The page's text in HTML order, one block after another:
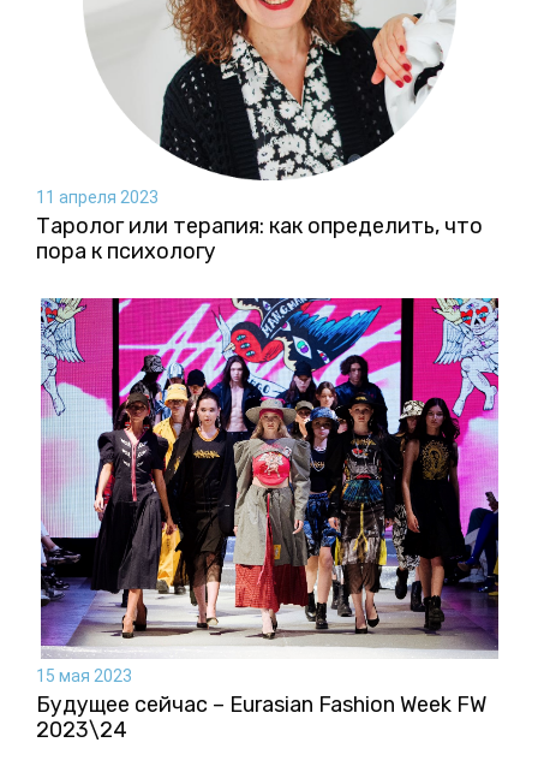
11 апреля 2023
Таролог или терапия: как определить, что
пора к психологу
15 мая 2023
Будущее сейчас – Eurasian Fashion Week FW
2023\24